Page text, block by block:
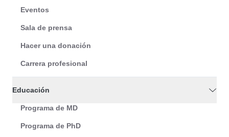
Eventos
Sala de prensa
Hacer una donación
Carrera profesional
Educación
Programa de MD
Programa de PhD